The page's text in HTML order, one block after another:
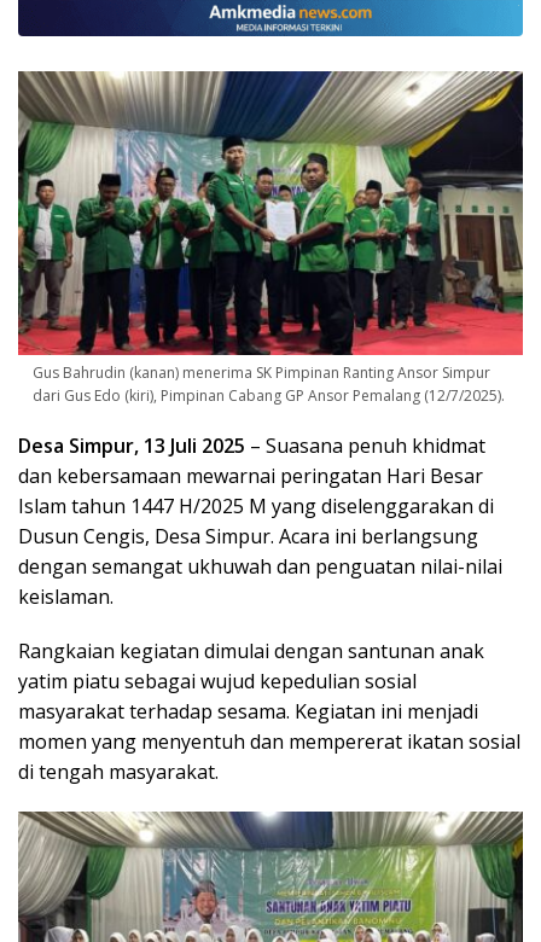
Gus Bahrudin (kanan) menerima SK Pimpinan Ranting Ansor Simpur
dari Gus Edo (kiri), Pimpinan Cabang GP Ansor Pemalang (12/7/2025).
Desa Simpur, 13 Juli 2025 – Suasana penuh khidmat
dan kebersamaan mewarnai peringatan Hari Besar
Islam tahun 1447 H/2025 M yang diselenggarakan di
Dusun Cengis, Desa Simpur. Acara ini berlangsung
dengan semangat ukhuwah dan penguatan nilai-nilai
keislaman.
Rangkaian kegiatan dimulai dengan santunan anak
yatim piatu sebagai wujud kepedulian sosial
masyarakat terhadap sesama. Kegiatan ini menjadi
momen yang menyentuh dan mempererat ikatan sosial
di tengah masyarakat.